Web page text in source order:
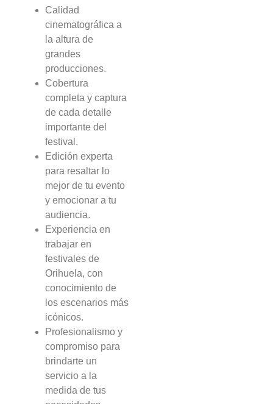
Calidad
cinematográfica a
la altura de
grandes
producciones.
Cobertura
completa y captura
de cada detalle
importante del
festival.
Edición experta
para resaltar lo
mejor de tu evento
y emocionar a tu
audiencia.
Experiencia en
trabajar en
festivales de
Orihuela, con
conocimiento de
los escenarios más
icónicos.
Profesionalismo y
compromiso para
brindarte un
servicio a la
medida de tus